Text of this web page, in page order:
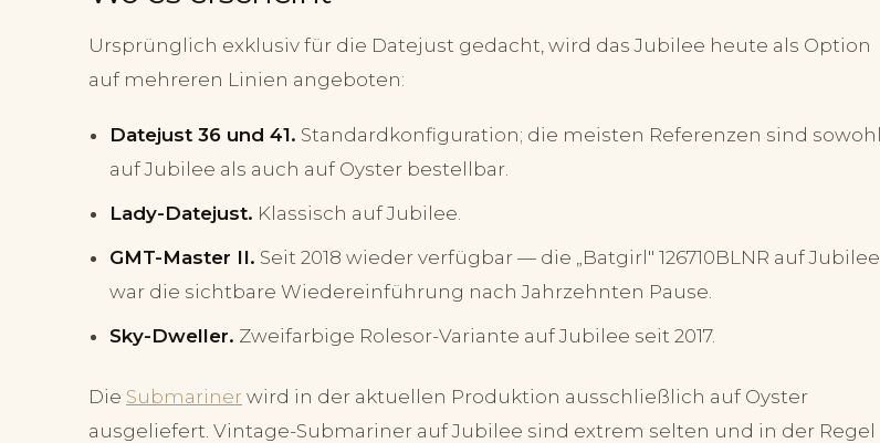
Ursprünglich exklusiv für die Datejust gedacht, wird das Jubilee heute als Option
auf mehreren Linien angeboten:
Datejust 36 und 41. Standardkonfiguration; die meisten Referenzen sind sowohl
auf Jubilee als auch auf Oyster bestellbar.
Lady-Datejust. Klassisch auf Jubilee.
GMT-Master II. Seit 2018 wieder verfügbar — die „Batgirl" 126710BLNR auf Jubilee
war die sichtbare Wiedereinführung nach Jahrzehnten Pause.
Sky-Dweller. Zweifarbige Rolesor-Variante auf Jubilee seit 2017.
Die Submariner wird in der aktuellen Produktion ausschließlich auf Oyster
ausgeliefert. Vintage-Submariner auf Jubilee sind extrem selten und in der Regel